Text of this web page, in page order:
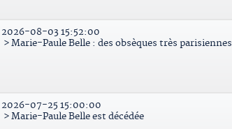
2026-08-03 15:52:00
> Marie-Paule Belle : des obsèques très parisiennes
2026-07-25 15:00:00
> Marie-Paule Belle est décédée